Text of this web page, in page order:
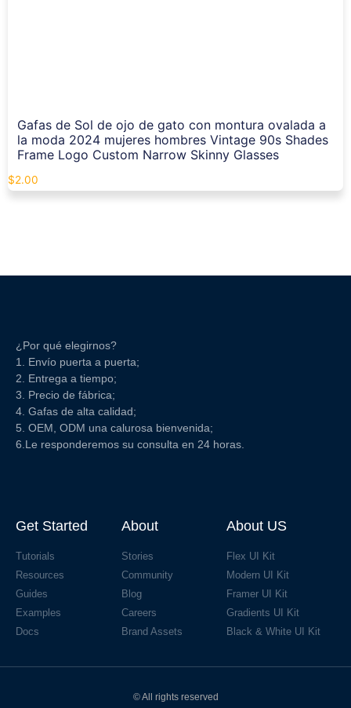
Gafas de Sol de ojo de gato con montura ovalada a
la moda 2024 mujeres hombres Vintage 90s Shades
Frame Logo Custom Narrow Skinny Glasses
$2.00
¿Por qué elegirnos?
1. Envío puerta a puerta;
2. Entrega a tiempo;
3. Precio de fábrica;
4. Gafas de alta calidad;
5. OEM, ODM una calurosa bienvenida;
6.Le responderemos su consulta en 24 horas.
Get Started
Tutorials
Resources
Guides
Examples
Docs
About
Stories
Community
Blog
Careers
Brand Assets
About US
Flex UI Kit
Modern UI Kit
Framer UI Kit
Gradients UI Kit
Black & White UI Kit
© All rights reserved